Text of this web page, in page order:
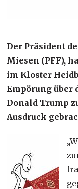
Der Präsident
Miesen (PFF),
im Kloster
Empörung über
Donald Trump
Ausdruck